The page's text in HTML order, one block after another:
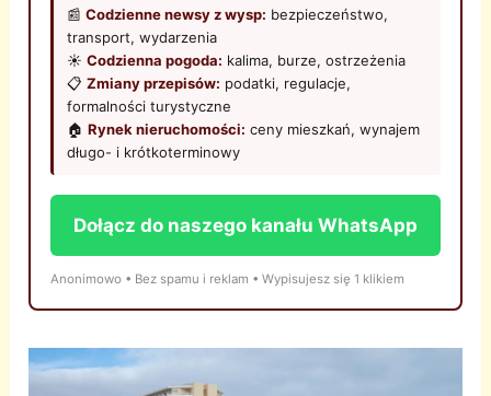
📰Codzienne newsy z wysp: bezpieczeństwo,
transport, wydarzenia
☀️Codzienna pogoda: kalima, burze, ostrzeżenia
📋Zmiany przepisów: podatki, regulacje,
formalności turystyczne
🏠Rynek nieruchomości: ceny mieszkań, wynajem
długo- i krótkoterminowy
Dołącz do naszego kanału WhatsApp
Anonimowo • Bez spamu i reklam • Wypisujesz się 1 klikiem